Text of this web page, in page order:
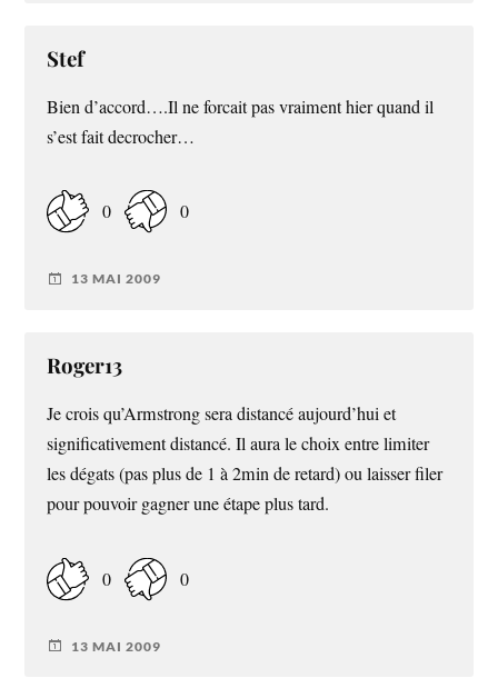
Stef
Bien d’accord….Il ne forcait pas vraiment hier quand il
s’est fait decrocher…
0 0
13 MAI 2009
Roger13
Je crois qu’Armstrong sera distancé aujourd’hui et
significativement distancé. Il aura le choix entre limiter
les dégats (pas plus de 1 à 2min de retard) ou laisser filer
pour pouvoir gagner une étape plus tard.
0 0
13 MAI 2009